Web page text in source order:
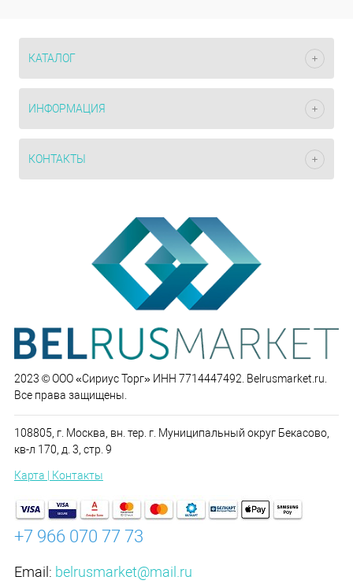
КАТАЛОГ
ИНФОРМАЦИЯ
КОНТАКТЫ
2023 © ООО «Сириус Торг» ИНН 7714447492. Belrusmarket.ru.
Все права защищены.
108805, г. Москва, вн. тер. г. Муниципальный округ Бекасово,
кв-л 170, д. 3, стр. 9
Карта | Контакты
+7 966 070 77 73
Email: belrusmarket@mail.ru